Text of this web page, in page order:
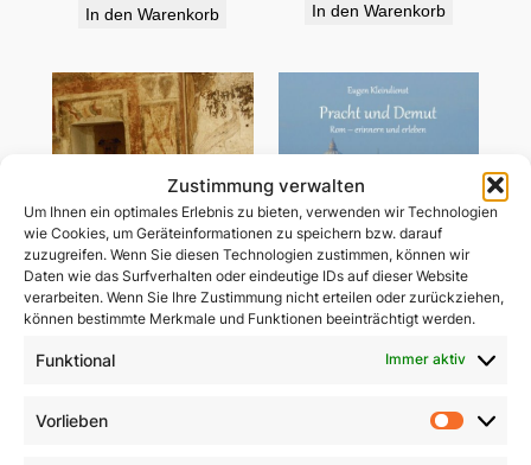
Zustimmung verwalten
Um Ihnen ein optimales Erlebnis zu bieten, verwenden wir Technologien
wie Cookies, um Geräteinformationen zu speichern bzw. darauf
zuzugreifen. Wenn Sie diesen Technologien zustimmen, können wir
Daten wie das Surfverhalten oder eindeutige IDs auf dieser Website
verarbeiten. Wenn Sie Ihre Zustimmung nicht erteilen oder zurückziehen,
können bestimmte Merkmale und Funktionen beeinträchtigt werden.
Funktional Immer aktiv
Vorlieben
In den Warenkorb In den Warenkorb